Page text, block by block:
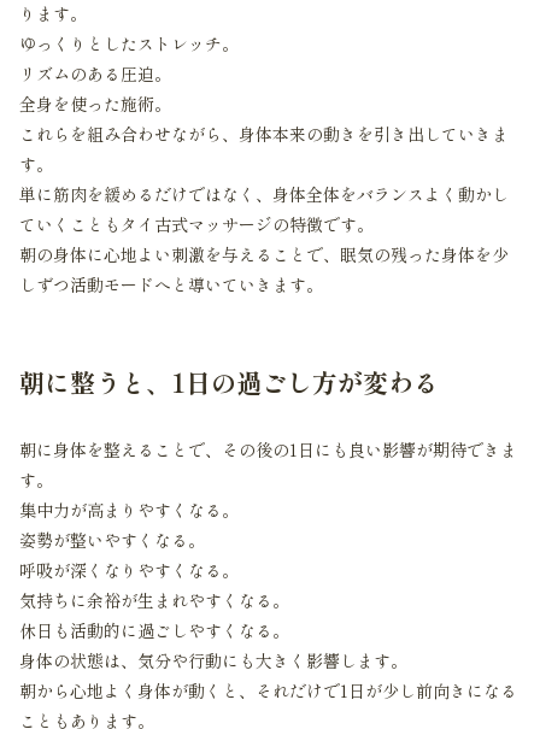
ります。
ゆっくりとしたストレッチ。
リズムのある圧迫。
全身を使った施術。
これらを組み合わせながら、身体本来の動きを引き出していきま
す。
単に筋肉を緩めるだけではなく、身体全体をバランスよく動かし
ていくこともタイ古式マッサージの特徴です。
朝の身体に心地よい刺激を与えることで、眠気の残った身体を少
しずつ活動モードへと導いていきます。
朝に整うと、1日の過ごし方が変わる
朝に身体を整えることで、その後の1日にも良い影響が期待できま
す。
集中力が高まりやすくなる。
姿勢が整いやすくなる。
呼吸が深くなりやすくなる。
気持ちに余裕が生まれやすくなる。
休日も活動的に過ごしやすくなる。
身体の状態は、気分や行動にも大きく影響します。
朝から心地よく身体が動くと、それだけで1日が少し前向きになる
こともあります。